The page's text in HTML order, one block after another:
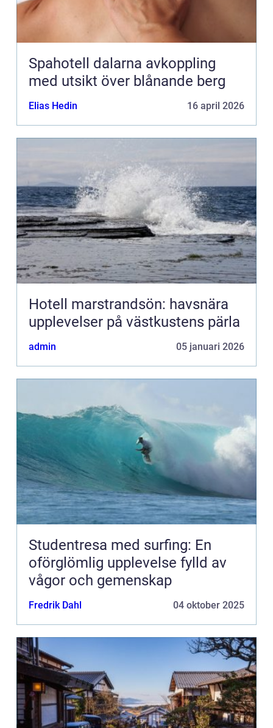
Spahotell dalarna avkoppling
med utsikt över blånande berg
Elias Hedin 16 april 2026
Hotell marstrandsön: havsnära
upplevelser på västkustens pärla
admin 05 januari 2026
Studentresa med surfing: En
oförglömlig upplevelse fylld av
vågor och gemenskap
Fredrik Dahl 04 oktober 2025